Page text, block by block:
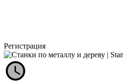
Регистрация